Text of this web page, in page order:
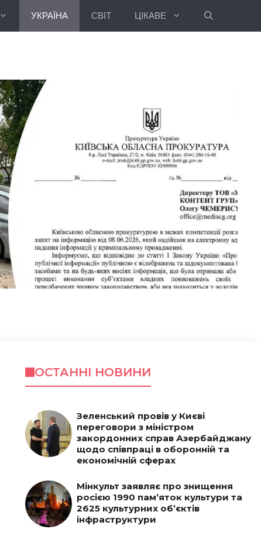
УКРАЇНА СВІТ ЦІКАВЕ
ОСТАННІ НОВИНИ
Зеленський провів у Києві
переговори з міністром
закордонних справ Азербайджану
щодо співпраці в оборонній та
економічній сферах
Мінкульт заявляє про знищення
росією 1990 пам’яток культури та
2625 культурних об’єктів
інфраструктури